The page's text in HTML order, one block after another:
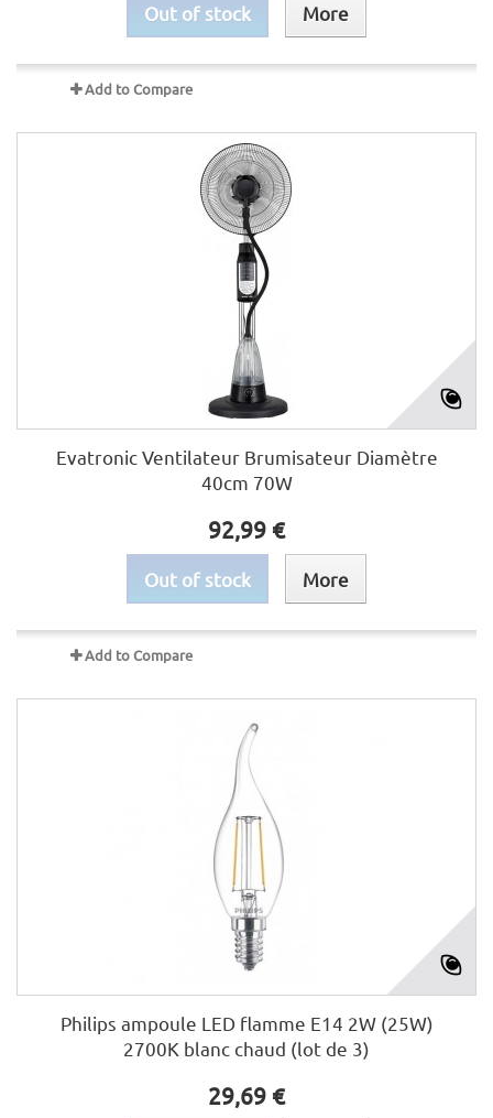
Out of stock More
Add to Compare
Evatronic Ventilateur Brumisateur Diamètre
40cm 70W
92,99 €
Out of stock More
Add to Compare
Philips ampoule LED flamme E14 2W (25W)
2700K blanc chaud (lot de 3)
29,69 €